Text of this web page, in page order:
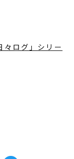
々ログ」シリー